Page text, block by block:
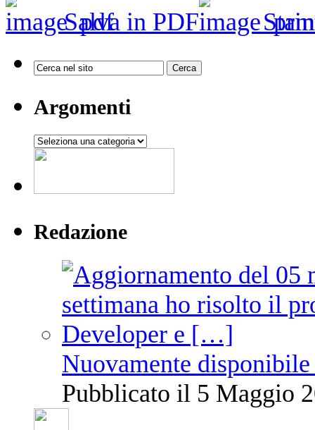
Salva in PDF
Argomenti
Argomenti
Redazione
Nuovamente
Pubblicato il 5 Maggio